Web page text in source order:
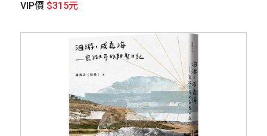
VIP價 $315元